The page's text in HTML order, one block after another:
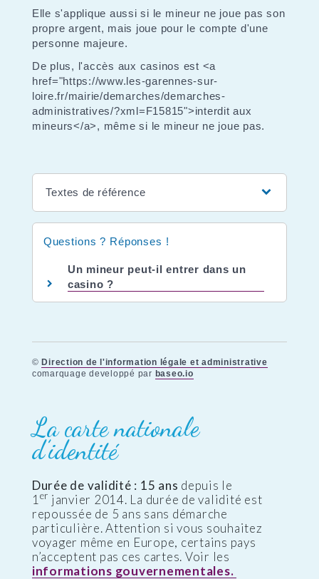
Elle s'applique aussi si le mineur ne joue pas son
propre argent, mais joue pour le compte d'une
personne majeure.
De plus, l'accès aux casinos est <a
href="https://www.les-garennes-sur-
loire.fr/mairie/demarches/demarches-
administratives/?xml=F15815">interdit aux
mineurs</a>, même si le mineur ne joue pas.
Textes de référence
Questions ? Réponses !
Un mineur peut-il entrer dans un
casino ?
©Direction de l'information légale et administrative
comarquage developpé par baseo.io
La carte nationale
d’identité
Durée de validité : 15 ans depuis le
1 er janvier 2014. La durée de validité est
repoussée de 5 ans sans démarche
particulière. Attention si vous souhaitez
voyager même en Europe, certains pays
n’acceptent pas ces cartes. Voir les
informations gouvernementales.